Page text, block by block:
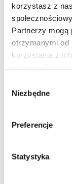
korzystasz z
Partnerzy mogą
otrzymanymi od
korzystania z
zgody
Niezbędne
Preferencje
Statystyka